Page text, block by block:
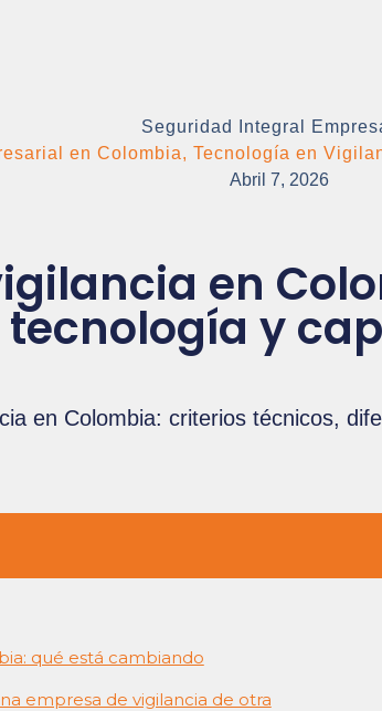
Seguridad Integral
en Colombia, Tecnología en
Abril 7, 2026
en
tecnología y
en Colombia: criterios técnicos,
qué está cambiando
empresa de vigilancia de otra